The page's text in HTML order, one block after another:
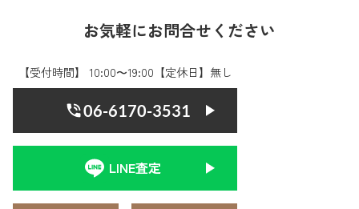
お気軽にお問合せください
【受付時間】 10:00〜19:00【定休日】無し
06-6170-3531
LINE査定